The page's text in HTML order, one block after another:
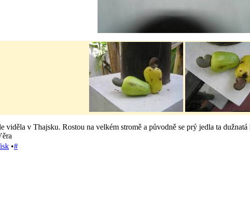
viděla v Thajsku. Rostou na velkém stromě a původně se prý jedla ta
•#